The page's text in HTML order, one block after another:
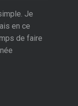
Je
en ce
de faire